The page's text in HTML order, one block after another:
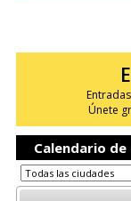
Únete
Calendario